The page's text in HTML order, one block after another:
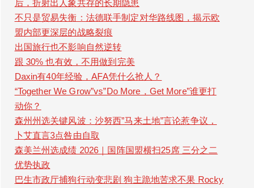
后，折射出人象共存的长期隐患
不只是贸易失衡：法德联手制定对华路线图，揭示欧
盟内部更深层的战略裂痕
出国旅行也不影响自然逆转
跟 30% 也有效，不用做到完美
Daxin有40年经验，AFA凭什么抢人？
“Together We Grow”vs”Do More，Get More”谁更打
动你？
森州州选关键风波：沙努西”马来土地”言论惹争议，
卜艾直言3点咎由自取
森美兰州选成绩 2026｜国阵国盟横扫25席 三分之二
优势执政
巴生市政厅捕狗行动变悲剧 狗主跪地苦求不果 Rocky